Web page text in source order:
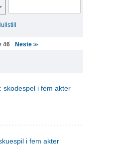
46 Neste>>
i fem akter
i fem akter